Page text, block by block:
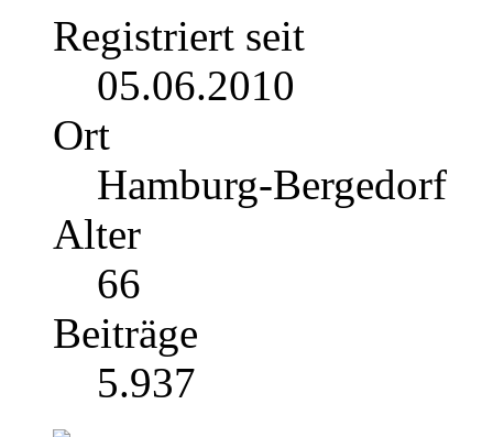
Registriert seit
05.06.2010
Ort
Hamburg-Bergedorf
Alter
66
Beiträge
5.937